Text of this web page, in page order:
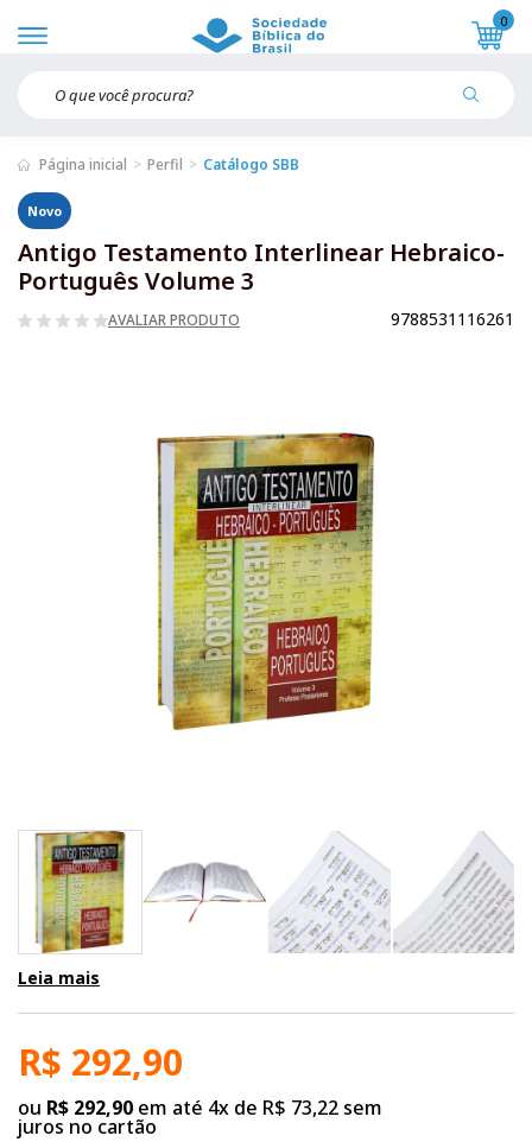
0
Página inicial Perfil Catálogo SBB
Novo
Antigo Testamento Interlinear Hebraico-
Português Volume 3
AVALIAR PRODUTO 9788531116261
Leia mais
R$ 292,90
ou R$ 292,90 em até 4x de R$ 73,22 sem
juros no cartão